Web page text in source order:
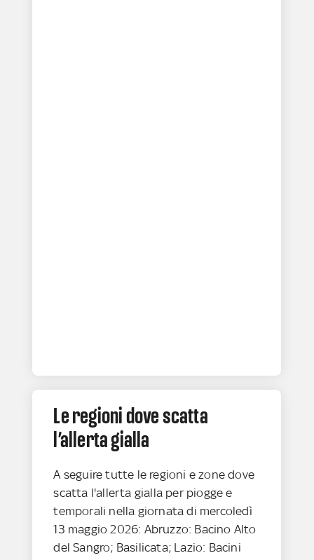
Le regioni dove scatta
l’allerta gialla
A seguire tutte le regioni e zone dove
scatta l'allerta gialla per piogge e
temporali nella giornata di mercoledì
13 maggio 2026: Abruzzo: Bacino Alto
del Sangro; Basilicata; Lazio: Bacini